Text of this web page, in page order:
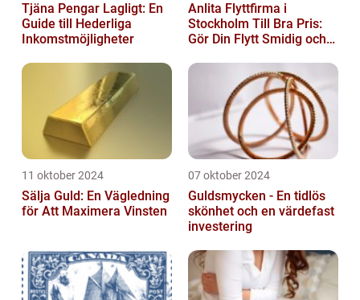
Tjäna Pengar Lagligt: En
Guide till Hederliga
Inkomstmöjligheter
Anlita Flyttfirma i
Stockholm Till Bra Pris:
Gör Din Flytt Smidig och
11 oktober 2024
Sälja Guld: En Vägledning
för Att Maximera Vinsten
07 oktober 2024
Guldsmycken - En tidlös
skönhet och en värdefast
investering